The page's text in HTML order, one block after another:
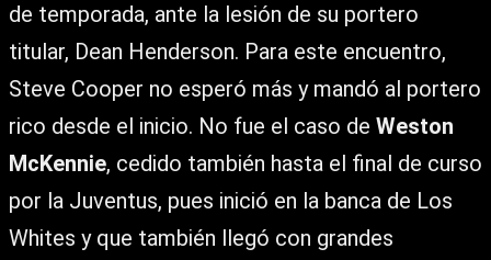
de temporada, ante la lesión de su portero
titular, Dean Henderson. Para este encuentro,
Steve Cooper no esperó más y mandó al portero
rico desde el inicio. No fue el caso de Weston
McKennie, cedido también hasta el final de curso
por la Juventus, pues inició en la banca de Los
Whites y que también llegó con grandes